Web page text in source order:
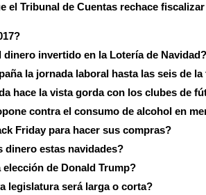
el Tribunal de Cuentas rechace fiscalizar
dinero invertido en la Lotería de Navidad?
la jornada laboral hasta las seis de la
hace la vista gorda con los clubes de
contra el consumo de alcohol en
Friday para hacer sus compras?
dinero estas navidades?
elección de Donald Trump?
legislatura será larga o corta?